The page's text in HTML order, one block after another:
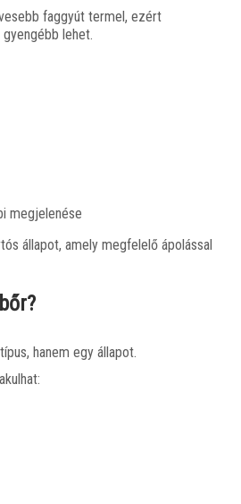
faggyút termel, ezért
lehet.
megjelenése
állapot, amely megfelelő ápolással
hanem egy állapot.